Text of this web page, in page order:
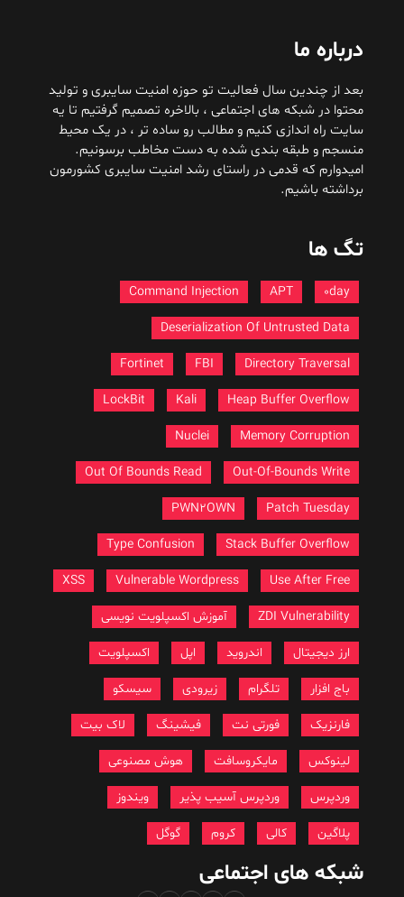
درباره ما
بعد از چندین سال فعالیت تو حوزه امنیت سایبری و تولید
محتوا در شبکه های اجتماعی ، بالاخره تصمیم گرفتیم تا یه
سایت راه اندازی کنیم و مطالب رو ساده تر ، در یک محیط
منسجم و طبقه بندی شده به دست مخاطب برسونیم.
امیدوارم که قدمی در راستای رشد امنیت سایبری کشورمون
برداشته باشیم.
تگ ها
Command Injection
Deserialization Of Untrusted Data
Directory Traversal
Fortinet
Heap Buffer Overflow
LockBit
Memory Corruption
Nuclei
Out-Of-Bounds Write
Out Of Bounds Read
Patch Tuesday
PWN2OWN
Stack Buffer Overflow
Type Confusion
Use After Free
Vulnerable Wordpress
ZDI Vulnerability آموزش اکسپلویت نویسی
ارز دیجیتال اندروید اکسپلویت
باج افزار تلگرام زیرودی سیسکو
فارنزیک فورتی نت فیشینگ لاک بیت
لینوکس مایکروسافت هوش مصنوعی
وردپرس وردپرس آسیب پذیر ویندوز
پلاگین
شبکه های اجتماعی